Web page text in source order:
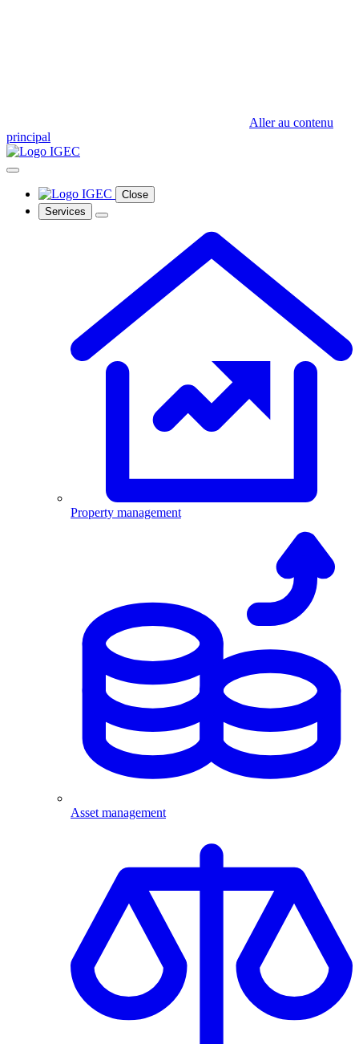
Aller au contenu
principal
Close
Services
Property management
Asset management